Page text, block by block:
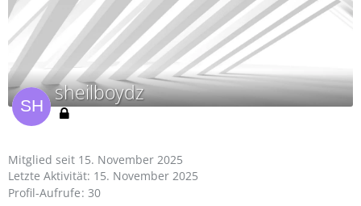
sheilboydz
Mitglied seit 15. November 2025
Letzte Aktivität: 15. November 2025
Profil-Aufrufe 30